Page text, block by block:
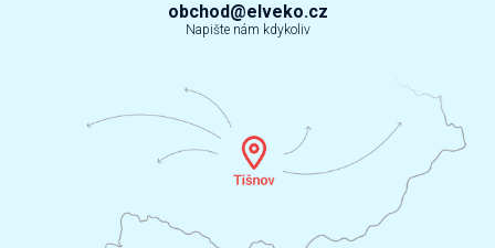
obchod@elveko.cz
Napište nám kdykoliv